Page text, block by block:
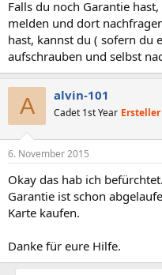
Falls du noch Garantie
melden und dort
hast, kannst du ( sofern du
aufschrauben und selbst
A alvin-101
Cadet 1st Year
6. November 2015
Okay das hab ich befürchtet.
Garantie ist schon
Karte kaufen.
Danke für eure Hilfe.